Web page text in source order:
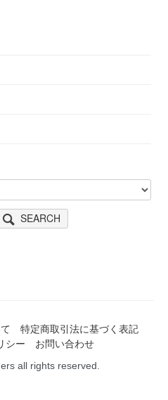
SEARCH
特定商取引法に基づく表記
シー
お問い合わせ
all rights reserved.